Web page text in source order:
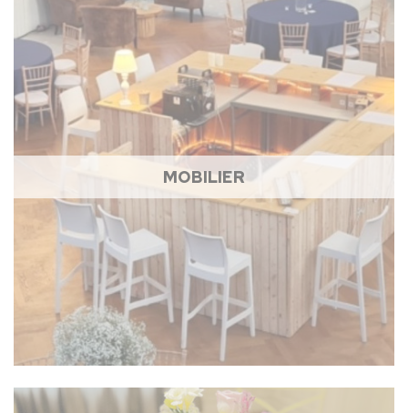
MOBILIER